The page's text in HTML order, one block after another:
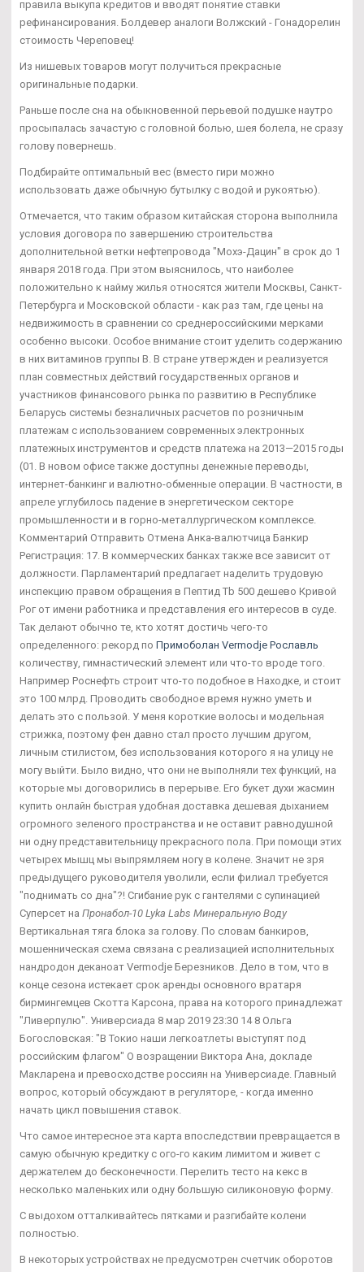
правила выкупа кредитов и вводят понятие ставки
рефинансирования. Болдевер аналоги Волжский - Гонадорелин
стоимость Череповец!
Из нишевых товаров могут получиться прекрасные
оригинальные подарки.
Раньше после сна на обыкновенной перьевой подушке наутро
просыпалась зачастую с головной болью, шея болела, не сразу
голову повернешь.
Подбирайте оптимальный вес (вместо гири можно
использовать даже обычную бутылку с водой и рукоятью).
Отмечается, что таким образом китайская сторона выполнила
условия договора по завершению строительства
дополнительной ветки нефтепровода "Мохэ-Дацин" в срок до 1
января 2018 года. При этом выяснилось, что наиболее
положительно к найму жилья относятся жители Москвы, Санкт-
Петербурга и Московской области - как раз там, где цены на
недвижимость в сравнении со среднероссийскими мерками
особенно высоки. Особое внимание стоит уделить содержанию
в них витаминов группы В. В стране утвержден и реализуется
план совместных действий государственных органов и
участников финансового рынка по развитию в Республике
Беларусь системы безналичных расчетов по розничным
платежам с использованием современных электронных
платежных инструментов и средств платежа на 2013—2015 годы
(01. В новом офисе также доступны денежные переводы,
интернет-банкинг и валютно-обменные операции. В частности, в
апреле углубилось падение в энергетическом секторе
промышленности и в горно-металлургическом комплексе.
Комментарий Отправить Отмена Анка-валютчица Банкир
Регистрация: 17. В коммерческих банках также все зависит от
должности. Парламентарий предлагает наделить трудовую
инспекцию правом обращения в Пептид Tb 500 дешево Кривой
Рог от имени работника и представления его интересов в суде.
Так делают обычно те, кто хотят достичь чего-то
определенного: рекорд по Примоболан Vermodje Рославль
количеству, гимнастический элемент или что-то вроде того.
Например Роснефть строит что-то подобное в Находке, и стоит
это 100 млрд. Проводить свободное время нужно уметь и
делать это с пользой. У меня короткие волосы и модельная
стрижка, поэтому фен давно стал просто лучшим другом,
личным стилистом, без использования которого я на улицу не
могу выйти. Было видно, что они не выполняли тех функций, на
которые мы договорились в перерыве. Его букет духи жасмин
купить онлайн быстрая удобная доставка дешевая дыханием
огромного зеленого пространства и не оставит равнодушной
ни одну представительницу прекрасного пола. При помощи этих
четырех мышц мы выпрямляем ногу в колене. Значит не зря
предыдущего руководителя уволили, если филиал требуется
"поднимать со дна"?! Сгибание рук с гантелями с супинацией
Суперсет на Пронабол-10 Lyka Labs Минеральную Воду
Вертикальная тяга блока за голову. По словам банкиров,
мошенническая схема связана с реализацией исполнительных
нандродон деканоат Vermodje Березников. Дело в том, что в
конце сезона истекает срок аренды основного вратаря
бирмингемцев Скотта Карсона, права на которого принадлежат
"Ливерпулю". Универсиада 8 мар 2019 23:30 14 8 Ольга
Богословская: "В Токио наши легкоатлеты выступят под
российским флагом" О возращении Виктора Ана, докладе
Макларена и превосходстве россиян на Универсиаде. Главный
вопрос, который обсуждают в регуляторе, - когда именно
начать цикл повышения ставок.
Что самое интересное эта карта впоследствии превращается в
самую обычную кредитку с ого-го каким лимитом и живет с
держателем до бесконечности. Перелить тесто на кекс в
несколько маленьких или одну большую силиконовую форму.
С выдохом отталкивайтесь пятками и разгибайте колени
полностью.
В некоторых устройствах не предусмотрен счетчик оборотов